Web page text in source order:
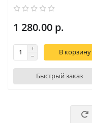
1 280.00 р.
В корзину
Быстрый заказ